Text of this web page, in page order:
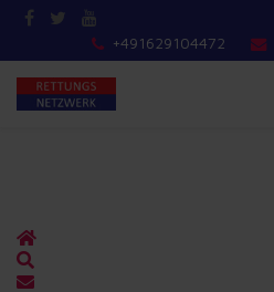
+491629104472
Home
Updates abonnieren